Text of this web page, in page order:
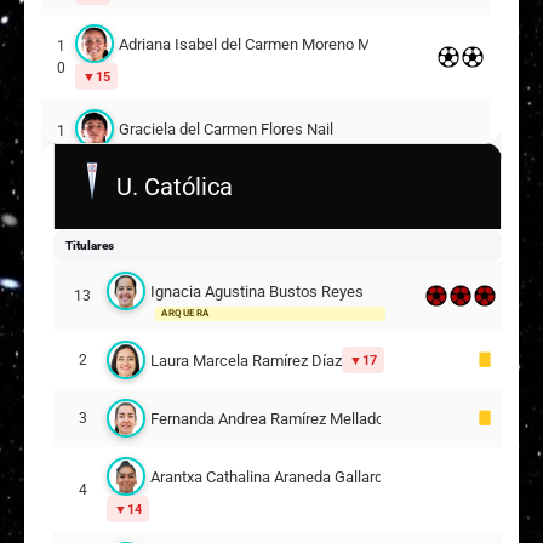
1
0
Adriana Isabel del Carmen Moreno Martínez
15
1
Graciela del Carmen Flores Nail
11
7
Javiera Andrea Blanco Meneses
Mariana Emilia Valencia Gamboa
Francisca Constanza Olmos Álvarez
Natsumy Sahomy Millones Bugueño
U. Católica
Titulares
13 Ignacia Agustina Bustos Reyes
ARQUERA
2 Laura Marcela Ramírez Díaz 17
3 Fernanda Andrea Ramírez Mellado
4
Arantxa Cathalina Araneda Gallardo
14